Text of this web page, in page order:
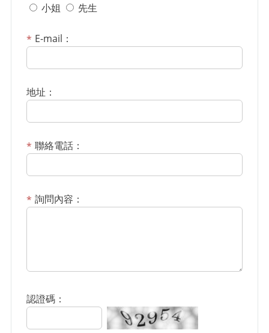
小姐
先生
E-mail：
地址：
聯絡電話：
詢問內容：
認證碼：